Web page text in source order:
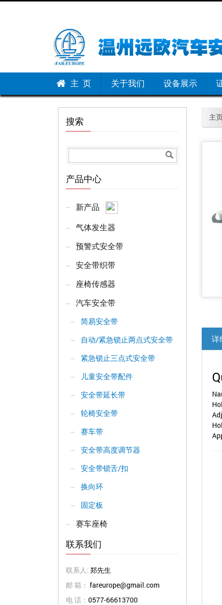
主 页 关于我们 设备展示
主
详
搜索
产品中心
新产品
气体发生器
预警式安全带
安全带织带
座椅传感器
汽车安全带
简易安全带
自动/紧急锁止两点式安全带
紧急锁止三点式安全带
儿童安全带配件
安全带延长带
轮椅安全带
赛车带
安全带高度调节器
安全带锁舌/扣
换向环
固定板
赛车座椅
联系我们
联系人: 郑先生
邮 箱： fareurope@gmail.com
电 话： 0577-66613700